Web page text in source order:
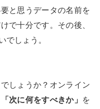
と思うデータの名前を
で十分です。その後、
でしょう。
しょうか？オンライン
「次に何をすべきか」
を